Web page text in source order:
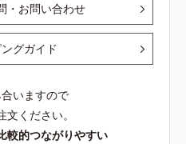
・お問い合わせ
グガイド
いますので
文ください。
較的つながりやすい